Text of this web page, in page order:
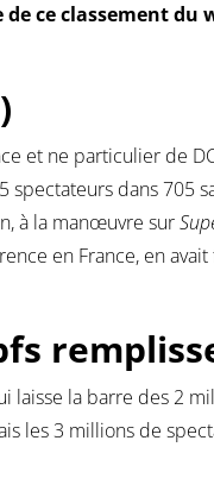
de ce classement du
et ne particulier de
dans 705
à la manœuvre sur
en France, en
laisse la barre des 2
les 3 millions de